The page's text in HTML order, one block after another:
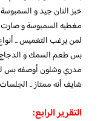
خبز النان جيد و
مغطيه السمبوسة و
لمن يرغب التغميس ..
بس طعم السمك و الدجاج
مدري وشلون أوصفه بس
شايف أنه ممتاز ..
التقرير الرابع: